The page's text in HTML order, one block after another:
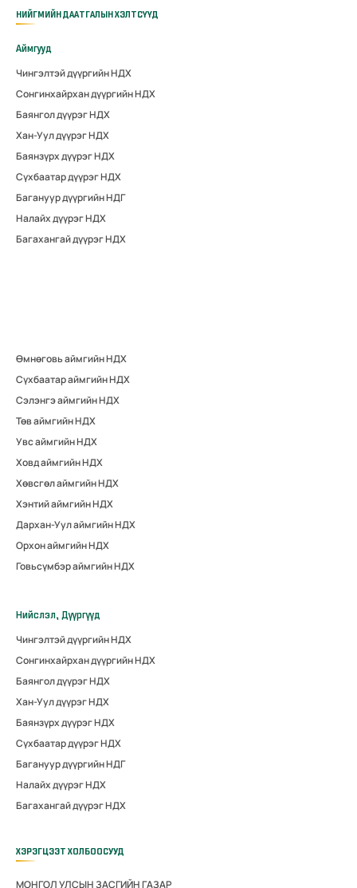
НИЙГМИЙН ДААТГАЛЫН ХЭЛТСҮҮД
Аймгууд
Чингэлтэй дүүргийн НДХ
Сонгинхайрхан дүүргийн НДХ
Баянгол дүүрэг НДХ
Хан-Уул дүүрэг НДХ
Баянзүрх дүүрэг НДХ
Сүхбаатар дүүрэг НДХ
Багануур дүүргийн НДГ
Налайх дүүрэг НДХ
Багахангай дүүрэг НДХ
Өмнөговь аймгийн НДХ
Сүхбаатар аймгийн НДХ
Сэлэнгэ аймгийн НДХ
Төв аймгийн НДХ
Увс аймгийн НДХ
Ховд аймгийн НДХ
Хөвсгөл аймгийн НДХ
Хэнтий аймгийн НДХ
Дархан-Уул аймгийн НДХ
Орхон аймгийн НДХ
Говьсүмбэр аймгийн НДХ
Нийслэл, Дүүргүүд
Чингэлтэй дүүргийн НДХ
Сонгинхайрхан дүүргийн НДХ
Баянгол дүүрэг НДХ
Хан-Уул дүүрэг НДХ
Баянзүрх дүүрэг НДХ
Сүхбаатар дүүрэг НДХ
Багануур дүүргийн НДГ
Налайх дүүрэг НДХ
Багахангай дүүрэг НДХ
ХЭРЭГЦЭЭТ ХОЛБООСУУД
МОНГОЛ УЛСЫН ЗАСГИЙН ГАЗАР